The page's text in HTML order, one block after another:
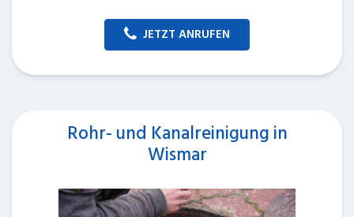
JETZT ANRUFEN
Rohr- und Kanalreinigung in
Wismar